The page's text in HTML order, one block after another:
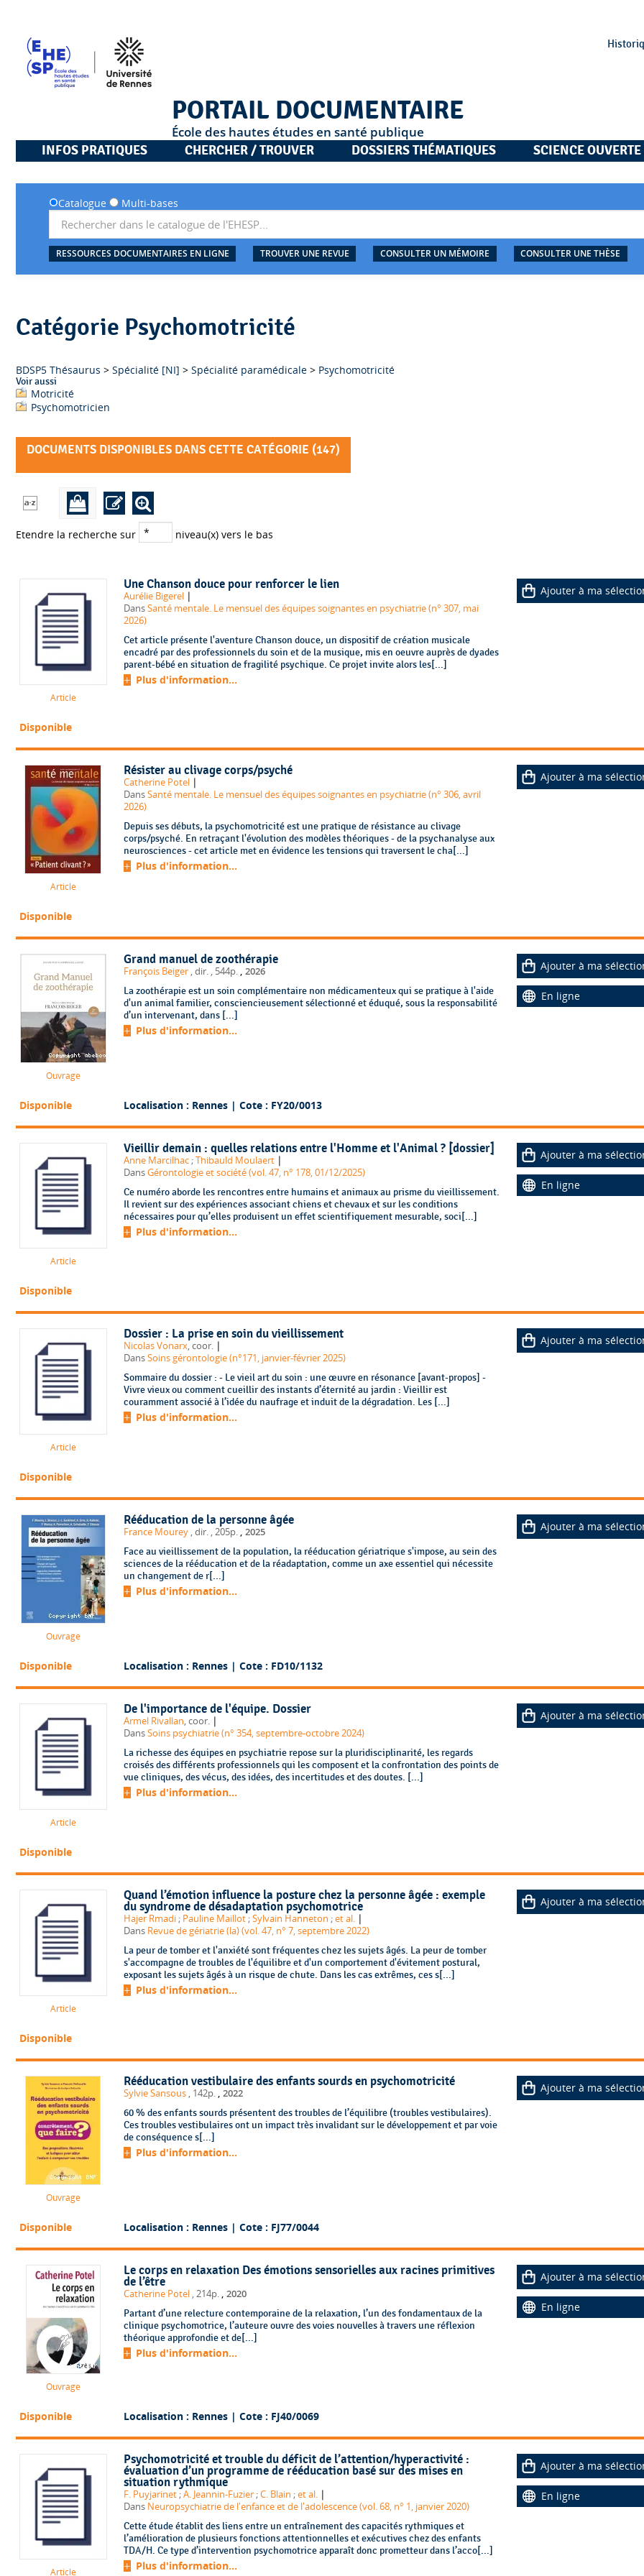
PORTAIL DOCUMENTAIRE
École des hautes études en santé publique
INFOS PRATIQUES
CHERCHER / TROUVER DOSSIERS THÉMATIQUES SCIENCE OUVERTE
Catalogue Multi-bases
RESSOURCES DOCUMENTAIRES EN LIGNE TROUVER UNE REVUE CONSULTER UN MÉMOIRE CONSULTER UNE THÈSE
Catégorie Psychomotricité
BDSP5 Thésaurus > Spécialité [NI] > Spécialité paramédicale > Psychomotricité
Voir aussi
Motricité
Psychomotricien
DOCUMENTS DISPONIBLES DANS CETTE CATÉGORIE (147)
Etendre la recherche sur niveau(x) vers le bas
Article
Une Chanson douce pour renforcer le lien
Aurélie Bigerel |
DansSanté mentale. Le mensuel des équipes soignantes en psychiatrie (n° 307, mai
2026)
Cet article présente l'aventure Chanson douce, un dispositif de création musicale
encadré par des professionnels du soin et de la musique, mis en oeuvre auprès de dyades
parent-bébé en situation de fragilité psychique. Ce projet invite alors les[...]
Plus d'information...
Ajouter à ma
Disponible
Article
Résister au clivage corps/psyché
Catherine Potel |
DansSanté mentale. Le mensuel des équipes soignantes en psychiatrie (n° 306, avril
2026)
Depuis ses débuts, la psychomotricité est une pratique de résistance au clivage
corps/psyché. En retraçant l'évolution des modèles théoriques - de la psychanalyse aux
neurosciences - cet article met en évidence les tensions qui traversent le cha[...]
Plus d'information...
Ajouter à ma
Disponible
Ouvrage
Grand manuel de zoothérapie
François Beiger , dir. , 544p. 2026
La zoothérapie est un soin complémentaire non médicamenteux qui se pratique à l'aide
d'un animal familier, consciencieusement sélectionné et éduqué, sous la responsabilité
d’un intervenant, dans [...]
Plus d'information...
Ajouter à ma
En ligne
Disponible Localisation : Rennes | Cote : FY20/0013
Article
Vieillir demain : quelles relations entre l'Homme et l'Animal ? [dossier]
Anne Marcilhac ;Thibauld Moulaert |
DansGérontologie et société (vol. 47, n° 178, 01/12/2025)
Ce numéro aborde les rencontres entre humains et animaux au prisme du vieillissement.
Il revient sur des expériences associant chiens et chevaux et sur les conditions
nécessaires pour qu’elles produisent un effet scientifiquement mesurable, soci[...]
Plus d'information...
Ajouter à ma
En ligne
Disponible
Article
Dossier : La prise en soin du vieillissement
Nicolas Vonarx, coor. |
DansSoins gérontologie (n°171, janvier-février 2025)
Sommaire du dossier : - Le vieil art du soin : une œuvre en résonance [avant-propos] -
Vivre vieux ou comment cueillir des instants d’éternité au jardin : Vieillir est
couramment associé à l’idée du naufrage et induit de la dégradation. Les [...]
Plus d'information...
Ajouter à ma
Disponible
Ouvrage
Rééducation de la personne âgée
France Mourey , dir. , 205p. , 2025
Face au vieillissement de la population, la rééducation gériatrique s'impose, au sein des
sciences de la rééducation et de la réadaptation, comme un axe essentiel qui nécessite
un changement de r[...]
Plus d'information...
Ajouter à ma
Disponible Localisation : Rennes | Cote : FD10/1132
Article
De l'importance de l'équipe. Dossier
Armel Rivallan, coor. |
DansSoins psychiatrie (n° 354, septembre-octobre 2024)
La richesse des équipes en psychiatrie repose sur la pluridisciplinarité, les regards
croisés des différents professionnels qui les composent et la confrontation des points de
vue cliniques, des vécus, des idées, des incertitudes et des doutes. [...]
Plus d'information...
Ajouter à ma
Disponible
Article
Quand l’émotion influence la posture chez la personne âgée : exemple
du syndrome de désadaptation psychomotrice
Hajer Rmadi ; Pauline Maillot ;Sylvain Hanneton ;et al. |
Dans Revue de gériatrie (la) (vol. 47, n° 7, septembre 2022)
La peur de tomber et l'anxiété sont fréquentes chez les sujets âgés. La peur de tomber
s'accompagne de troubles de l'équilibre et d'un comportement d'évitement postural,
exposant les sujets âgés à un risque de chute. Dans les cas extrêmes, ces s[...]
Plus d'information...
Ajouter à ma
Disponible
Ouvrage
Rééducation vestibulaire des enfants sourds en psychomotricité
Sylvie Sansous , 142p. 2022
60 % des enfants sourds présentent des troubles de l’équilibre (troubles vestibulaires).
Ces troubles vestibulaires ont un impact très invalidant sur le développement et par voie
de conséquence s[...]
Plus d'information...
Ajouter à ma
Disponible Localisation : Rennes | Cote : FJ77/0044
Ouvrage
Le corps en relaxation Des émotions sensorielles aux racines primitives
de l’être
Catherine Potel , 214p. 2020
Partant d’une relecture contemporaine de la relaxation, l’un des fondamentaux de la
clinique psychomotrice, l’auteure ouvre des voies nouvelles à travers une réflexion
théorique approfondie et de[...]
Plus d'information...
Ajouter à ma
En ligne
Disponible Localisation : Rennes | Cote : FJ40/0069
Article
Psychomotricité et trouble du déficit de l’attention/hyperactivité :
évaluation d’un programme de rééducation basé sur des mises en
situation rythmique
F. Puyjarinet ;A. Jeannin-Fuzier ;C. Blain ;et al. |
Dans Neuropsychiatrie de l'enfance et de l'adolescence (vol. 68, n° 1, janvier 2020)
Cette étude établit des liens entre un entraînement des capacités rythmiques et
l’amélioration de plusieurs fonctions attentionnelles et exécutives chez des enfants
TDA/H. Ce type d’intervention psychomotrice apparaît donc prometteur dans l’acco[...]
Plus d'information...
Ajouter à ma
En ligne